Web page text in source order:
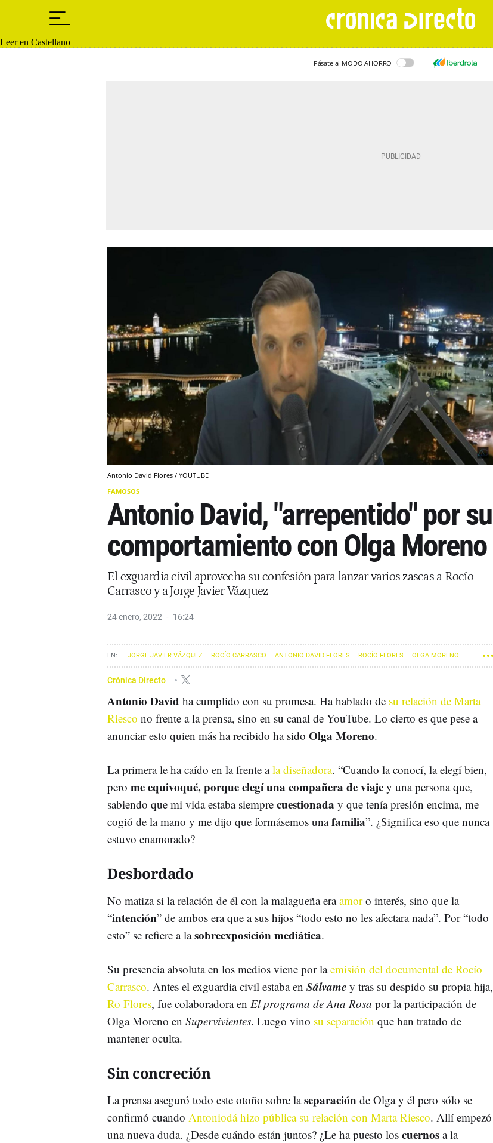
Leer en Castellano
Pásate al MODO AHORRO
Antonio David Flores / YOUTUBE
FAMOSOS
Antonio David, "arrepentido" por su
comportamiento con Olga Moreno
El exguardia civil aprovecha su confesión para lanzar varios zascas a Rocío
Carrasco y a Jorge Javier Vázquez
24 enero, 2022 16:24
JORGE JAVIER VÁZQUEZ ROCÍO CARRASCO ANTONIO DAVID FLORES ROCÍO FLORES OLGA MORENO
Crónica Directo
Antonio David ha cumplido con su promesa. Ha hablado de su relación de Marta
Riesco no frente a la prensa, sino en su canal de YouTube. Lo cierto es que pese a
anunciar esto quien más ha recibido ha sido Olga Moreno.
La primera le ha caído en la frente ala diseñadora. “Cuando la conocí, la elegí bien,
pero me equivoqué, porque elegí una compañera de viaje y una persona que,
sabiendo que mi vida estaba siempre cuestionada y que tenía presión encima, me
cogió de la mano y me dijo que formásemos unafamilia”. ¿Significa eso que nunca
estuvo enamorado?
Desbordado
No matiza si la relación de él con la malagueña eraamoro interés, sino que la
“intención” de ambos era que a sus hijos “todo esto no les afectara nada”. Por “todo
esto” se refiere a lasobreexposición mediática.
Su presencia absoluta en los medios viene por laemisión del documental de Rocío
Carrasco. Antes el exguardia civil estaba en Sálvame y tras su despido su propia hija,
Ro Flores, fue colaboradora en El programa de Ana Rosa por la participación de
Olga Moreno en Supervivientes. Luego vino su separación que han tratado de
mantener oculta.
Sin concreción
La prensa aseguró todo este otoño sobre laseparación de Olga y él pero sólo se
confirmó cuando Antoniodá hizo pública su relación con Marta Riesco. Allí empezó
una nueva duda. ¿Desde cuándo están juntos? ¿Le ha puesto los cuernos a la